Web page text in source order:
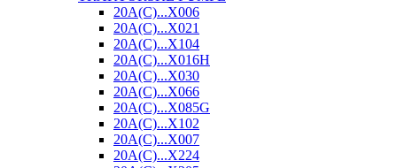
20A(C)...X006
20A(C)...X021
20A(C)...X104
20A(C)...X016H
20A(C)...X030
20A(C)...X066
20A(C)...X085G
20A(C)...X102
20A(C)...X007
20A(C)...X224